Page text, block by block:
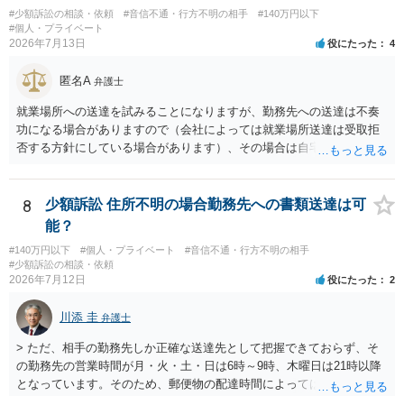
に相手方が遠方である場合は）対応が面倒な場合があるからです。相
手方の主張については、和解で減額を考慮すればよいと思います。 な
お、残念ながら、「連絡も返ってこず、返済の目処も立たずで精神的
せん。
#少額訴訟の相談・依頼 #音信不通・行方不明の相手
#140万円以下
#個人・プライベート
2026年7月13日 役にたった 4
匿名A 弁護士
就業場所への送達を試みることになりますが、勤務先への送達は不奏
功になる場合がありますので（会社によっては就業場所送達は受取拒
否する方針にしている場合があります）、その場合は自宅の住所調査
8
少額訴訟 住所不明の場合勤務先への書類送達は可
能？
#140万円以下 #個人・プライベート
#音信不通・行方不明の相手
#少額訴訟の相談・依頼
2026年7月12日 役にたった 2
川添 圭 弁護士
> ただ、相手の勤務先しか正確な送達先として把握できておらず、そ
の勤務先の営業時間が月・火・土・日は6時～9時、木曜日は21時以降
となっています。そのため、郵便物の配達時間によっては受け取りが